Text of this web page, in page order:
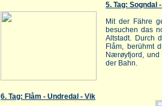
5. Tag: Sogndal
Mit der Fähre
besuchen das
Altstadt. Durch
Flåm, berühmt
Nærøyfjord, und
der Bahn.
6. Tag: Flåm - Undredal - Vik